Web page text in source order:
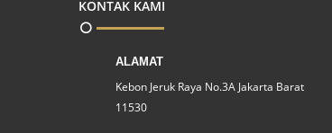
KONTAK KAMI
ALAMAT
Kebon Jeruk Raya No.3A Jakarta Barat
11530